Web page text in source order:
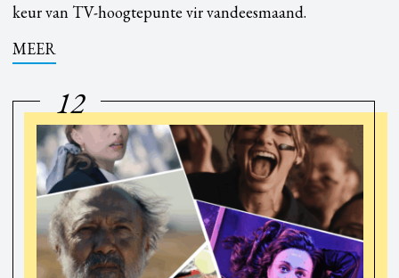
keur van TV-hoogtepunte vir vandeesmaand.
MEER
12